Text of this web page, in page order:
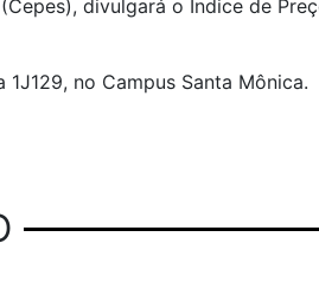
divulgará o Índice de
no Campus Santa Mônica.